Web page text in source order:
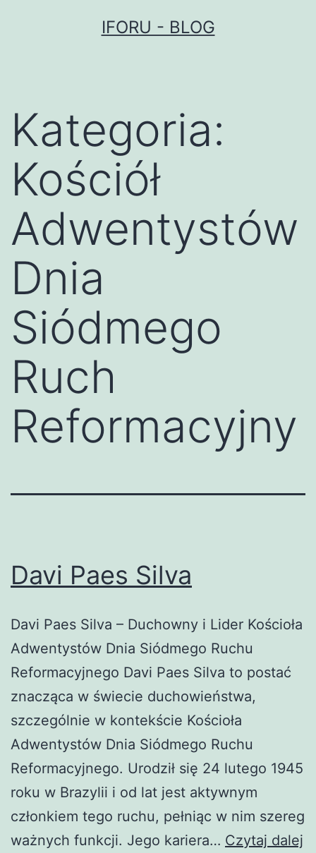
IFORU - BLOG
Kategoria:
Kościół
Adwentystów
Dnia
Siódmego
Ruch
Reformacyjny
Davi Paes Silva
Davi Paes Silva – Duchowny i Lider Kościoła
Adwentystów Dnia Siódmego Ruchu
Reformacyjnego Davi Paes Silva to postać
znacząca w świecie duchowieństwa,
szczególnie w kontekście Kościoła
Adwentystów Dnia Siódmego Ruchu
Reformacyjnego. Urodził się 24 lutego 1945
roku w Brazylii i od lat jest aktywnym
członkiem tego ruchu, pełniąc w nim szereg
ważnych funkcji. Jego kariera… Czytaj dalej